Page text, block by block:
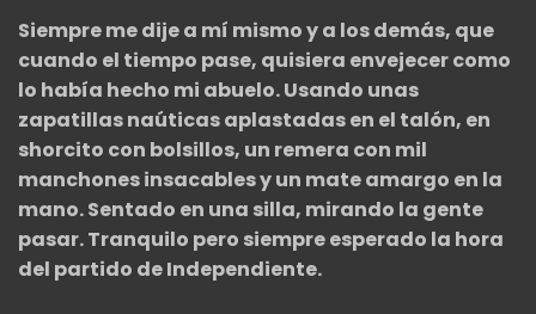
Siempre me dije a mí mismo y a los demás, que
cuando el tiempo pase, quisiera envejecer como
lo había hecho mi abuelo. Usando unas
zapatillas naúticas aplastadas en el talón, en
shorcito con bolsillos, un remera con mil
manchones insacables y un mate amargo en la
mano. Sentado en una silla, mirando la gente
pasar. Tranquilo pero siempre esperado la hora
del partido de Independiente.